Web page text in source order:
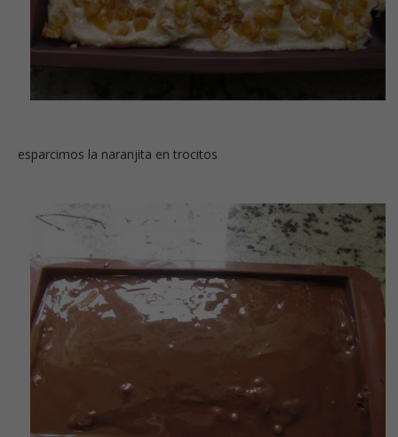
esparcimos la naranjita en trocitos